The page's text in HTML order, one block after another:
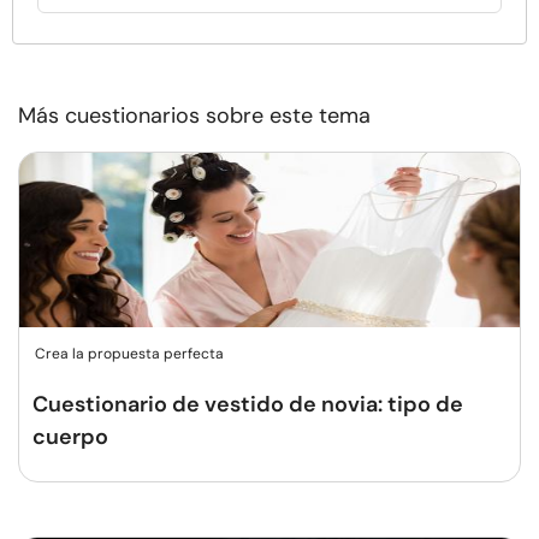
Más cuestionarios sobre este tema
Crea la propuesta perfecta
Cuestionario de vestido de novia: tipo de
cuerpo